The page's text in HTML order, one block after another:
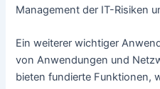
Management der IT-Risiken
Ein weiterer wichtiger
von Anwendungen und
bieten fundierte Funktionen,